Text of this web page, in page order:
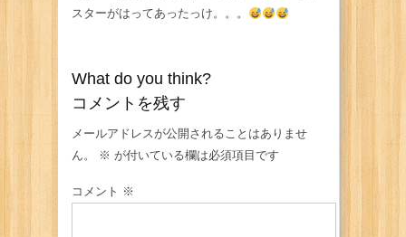
スターがはってあったっけ。。。
What do you think?
コメントを残す
メールアドレスが公開されることはありませ
ん。
※ が付いている欄は必須項目です
コメント ※